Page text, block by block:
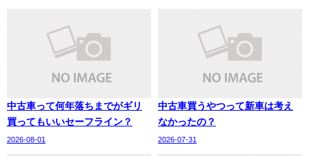
中古車って何年落ちまでがギリ
買ってもいいセーフライン？
2026-08-01
中古車買うやつって新車は考え
なかったの？
2026-07-31